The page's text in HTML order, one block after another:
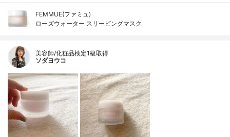
FEMMUE(ファミュ)
ローズウォーター スリーピングマスク
美容師/化粧品検定1級取得
ソダヨウコ